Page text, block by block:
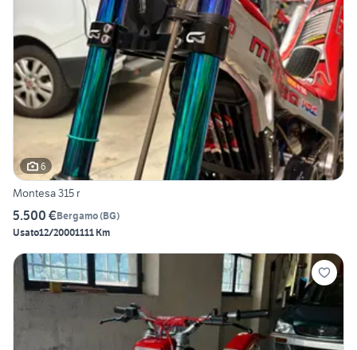
6
Montesa 315 r
5.500 €Bergamo(BG)
Usato12/20001111 Km